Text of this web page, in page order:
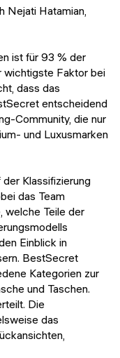
Nejati Hatamian,
ist für 93 % der
wichtigste Faktor bei
dass das
entscheidend
Community, die nur
und Luxusmarken
Klassifizierung
das Team
welche Teile der
Einblick in
BestSecret
Kategorien zur
und Taschen.
Die
das